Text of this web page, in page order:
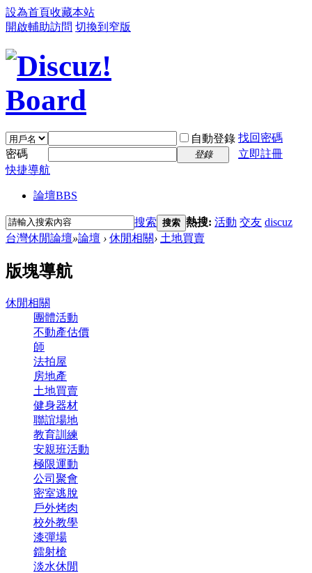
設為首頁收藏本站
開啟輔助訪問 切換到窄版
自動登錄 找回密碼
密碼
登錄
立即註冊
快捷導航
論壇BBS
搜索 搜索 熱搜: 活動 交友 discuz
台灣休閒論壇»論壇 › 休閒相關› 土地買賣
版塊導航
休閒相關
團體活動
不動產估價
師
法拍屋
房地產
土地買賣
健身器材
聯誼場地
教育訓練
安親班活動
極限運動
公司聚會
密室逃脫
戶外烤肉
校外教學
漆彈場
鐳射槍
淡水休閒